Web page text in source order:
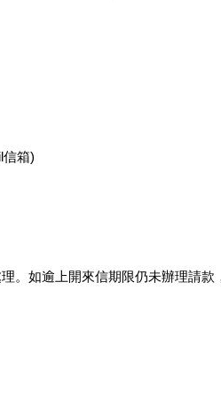
信箱)
。如逾上開來信期限仍未辦理請